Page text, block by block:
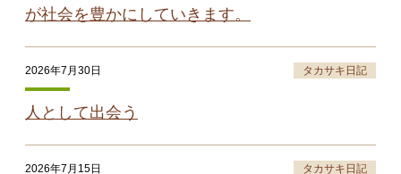
が社会を豊かにしていきます。
2026年7月30日 タカサキ日記
人として出会う
2026年7月15日 タカサキ日記